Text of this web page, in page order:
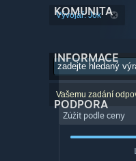
KOMUNITA
INFORMACE
PODPORA
Vývojář: Jok
Vašemu zadání
Zúžit podle ceny